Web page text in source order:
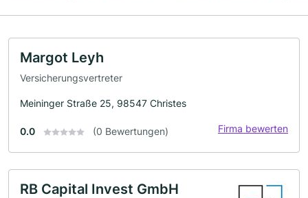
Margot Leyh
Versicherungsvertreter
Meininger Straße 25, 98547 Christes
0.0 (0 Bewertungen) Firma bewerten
RB Capital Invest GmbH